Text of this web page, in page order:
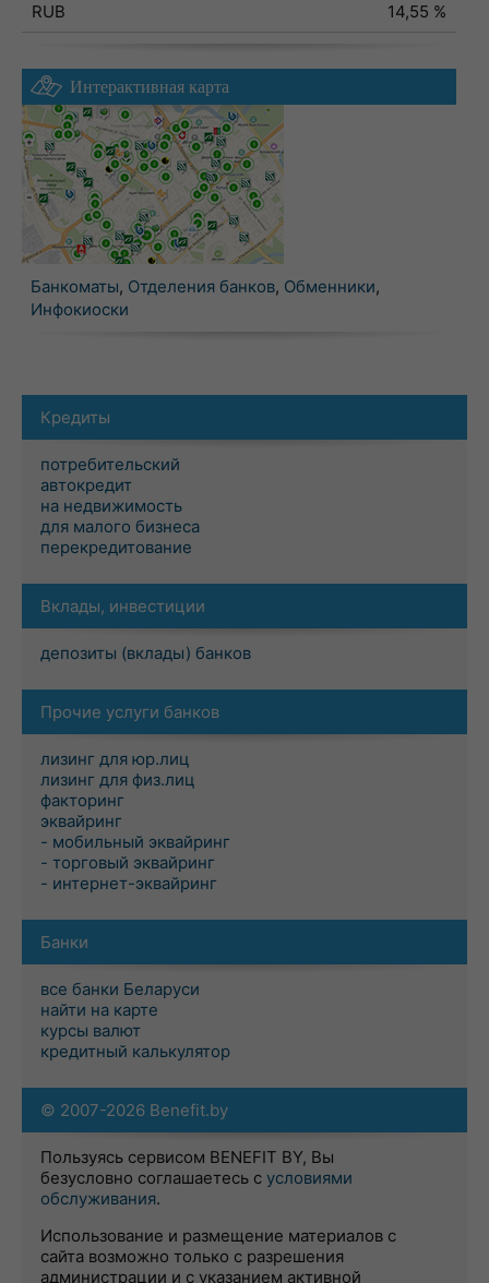
RUB
14,55 %
Интерактивная карта
Банкоматы, Отделения банков, Обменники,
Инфокиоски
Кредиты
потребительский
автокредит
на недвижимость
для малого бизнеса
перекредитование
Вклады, инвестиции
депозиты (вклады) банков
Прочие услуги банков
лизинг для юр.лиц
лизинг для физ.лиц
факторинг
эквайринг
- мобильный эквайринг
- торговый эквайринг
- интернет-эквайринг
Банки
все банки Беларуси
найти на карте
курсы валют
кредитный калькулятор
© 2007-2026 Benefit.by
Пользуясь сервисом BENEFIT BY, Вы
безусловно соглашаетесь с условиями
обслуживания.
Использование и размещение материалов с
сайта возможно только с разрешения
администрации и с указанием активной